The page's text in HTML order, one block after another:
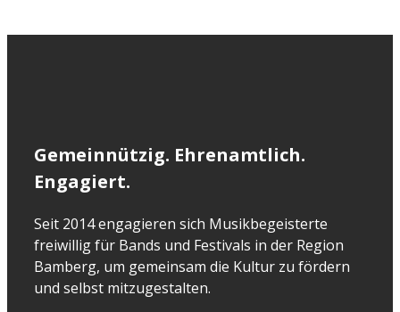
Gemeinnützig. Ehrenamtlich.
Engagiert.
Seit 2014 engagieren sich Musikbegeisterte
freiwillig für Bands und Festivals in der Region
Bamberg, um gemeinsam die Kultur zu fördern
und selbst mitzugestalten.